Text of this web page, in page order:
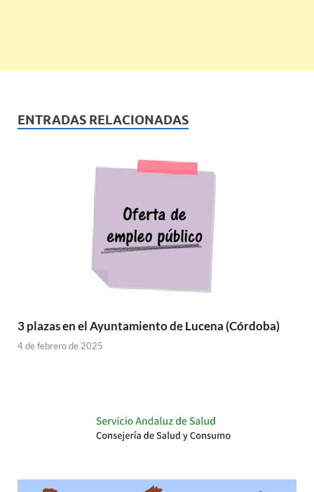
ENTRADAS RELACIONADAS
3 plazas en el Ayuntamiento de Lucena (Córdoba)
4 de febrero de 2025